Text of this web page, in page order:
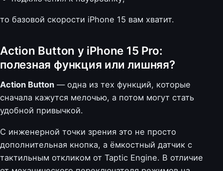
то базовой скорости iPhone 15 вам хватит.
Action Button у iPhone 15 Pro:
полезная функция или лишняя?
Action Button — одна из тех функций, которые
сначала кажутся мелочью, а потом могут стать
удобной привычкой.
С инженерной точки зрения это не просто
дополнительная кнопка, а ёмкостный датчик с
тактильным откликом от Taptic Engine. В отличие